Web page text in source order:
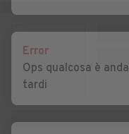
Auto usate Rubano
Auto usate San Giorgio
Bosco
Error
Ops qualcosa è
tardi